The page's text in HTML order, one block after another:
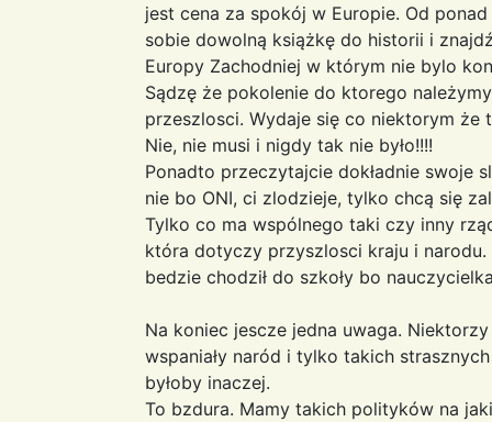
jest cena za spokój w Europie. Od
sobie dowolną książkę do historii i
Europy Zachodniej w którym nie bylo
Sądzę że pokolenie do ktorego
przeszlosci. Wydaje się co niektorym
Nie, nie musi i nigdy tak nie było!!!!
Ponadto przeczytajcie dokładnie swoje
nie bo ONI, ci zlodzieje, tylko chcą się
Tylko co ma wspólnego taki czy inny
która dotyczy przyszlosci kraju i
bedzie chodził do szkoły bo
Na koniec jescze jedna uwaga.
wspaniały naród i tylko takich
byłoby inaczej.
To bzdura. Mamy takich polityków na